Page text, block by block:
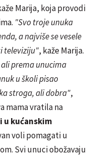
Marija, koja provodi
"Svo troje unuka
a najviše se vesele
televiziju", kaže Marija.
prema unucima
u školi pisao
stroga, ali dobra",
mama vratila na
u kućanskim
voli pomagati u
Svi unuci obožavaju